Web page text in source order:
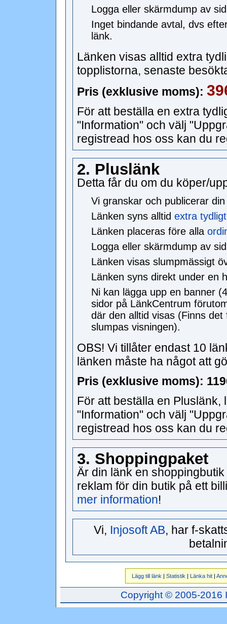
Logga eller skärmdump av
Inget bindande avtal, dvs
länk.
Länken visas alltid extra
topplistorna, senaste
Pris (exklusive moms):
För att beställa en extra
"Information" och välj
registread hos oss kan du
2. Pluslänk
Detta får du om du köper/
Vi granskar och publicerar
Länken syns alltid extra tydligt
Länken placeras före alla
Logga eller skärmdump av
Länken visas slumpmässigt
Länken syns direkt under en
Ni kan lägga upp en banner
sidor på LänkCentrum
där den alltid visas (Finns
slumpas visningen).
OBS! Vi tillåter endast 10
länken måste ha något att
Pris (exklusive moms):
För att beställa en
"Information" och välj
registread hos oss kan du
3. Shoppingpaket
Är din länk en
reklam för din butik på ett
mer information!
Vi, Injosoft AB, har f-
Lägg till länk | Statistik | Länka hit|
Copyright © 2005-2016